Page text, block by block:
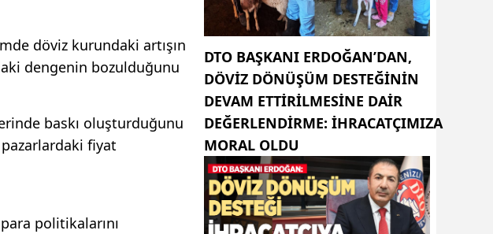
döviz kurundaki artışın
dengenin bozulduğunu
baskı oluşturduğunu
fiyat
politikalarını
DTO BAŞKANI ERDOĞAN’DAN,
DÖVIZ DÖNÜŞÜM DESTEĞININ
DEVAM ETTIRILMESINE DAIR
DEĞERLENDIRME: İHRACATÇIMIZA
MORAL OLDU